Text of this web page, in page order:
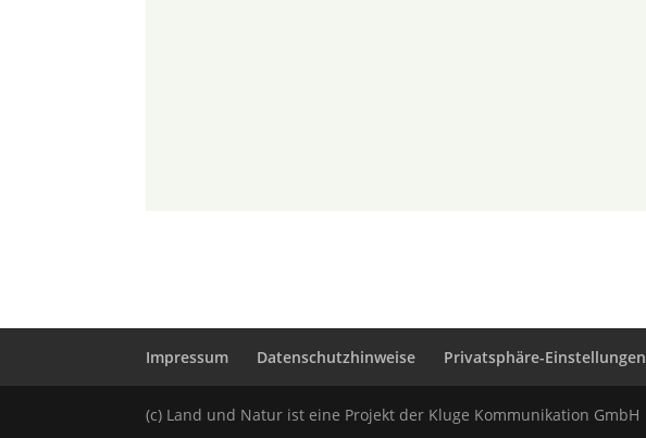
Impressum Datenschutzhinweise Privatsphäre-Einstellungen
(c) Land und Natur ist eine Projekt der Kluge Kommunikation GmbH